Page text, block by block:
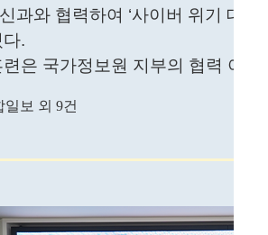
과와 협력하여 ‘사이버 위기 대
다.
련은 국가정보원 지부의 협력 아
일보 외 9건